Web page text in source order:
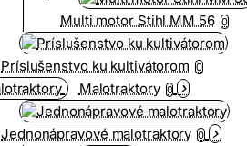
Multi motor Stihl MM 56 0
Príslušenstvo ku kultivátorom 0
Malotraktory 0
Jednonápravové malotraktory 0